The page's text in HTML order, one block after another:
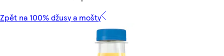
Zpět na 100% džusy a mošty